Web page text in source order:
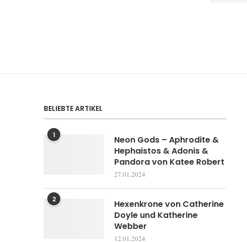
BELIEBTE ARTIKEL
1
Neon Gods – Aphrodite &
Hephaistos & Adonis &
Pandora von Katee Robert
27.01.2024
2
Hexenkrone von Catherine
Doyle und Katherine
Webber
12.01.2024